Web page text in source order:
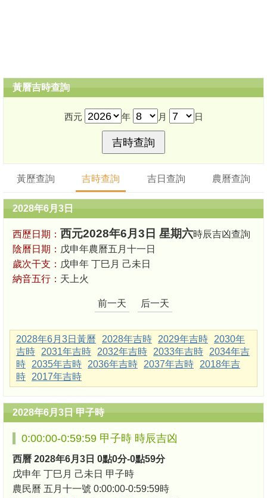
黃曆吉時查詢
西元 年 月 日
黃歷查詢 吉時查詢 吉日查詢 農曆查詢
2028年6月3日
西歷日期： 西元2028年6月3日 星期六時辰吉凶查詢
陰曆日期： 戊申年農曆五月十一日
歲次干支： 戊申年 丁巳月 己未日
納音五行： 天上火
前一天 后一天
2028年6月3日黃曆 2028年吉時 2029年吉時
2030年
吉時
2031年吉時 2032年吉時 2033年吉時
2034年吉
時
2035年吉時 2036年吉時 2037年吉時
2018年吉
時
2017年吉時
2028年6月3日 甲子時
0:00:00-0:59:59 甲子時 時辰吉凶
西曆 2028年6月3日 0點0分-0點59分
戊申年 丁巳月 己未日 甲子時
農民曆 五月十一號 0:00:00-0:59:59時